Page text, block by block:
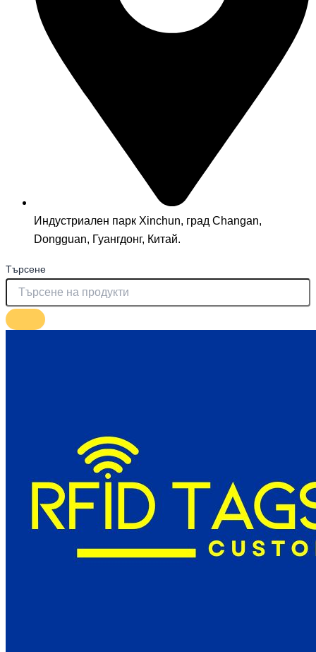
Индустриален парк Xinchun, град Changan,
Dongguan, Гуангдонг, Китай.
Търсене